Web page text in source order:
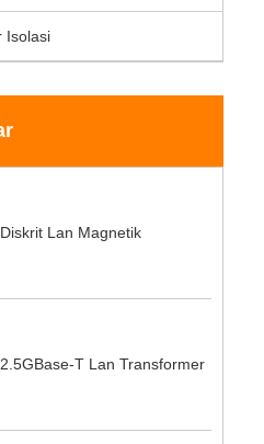
Isolasi
Diskrit Lan Magnetik
2.5GBase-T Lan Transformer